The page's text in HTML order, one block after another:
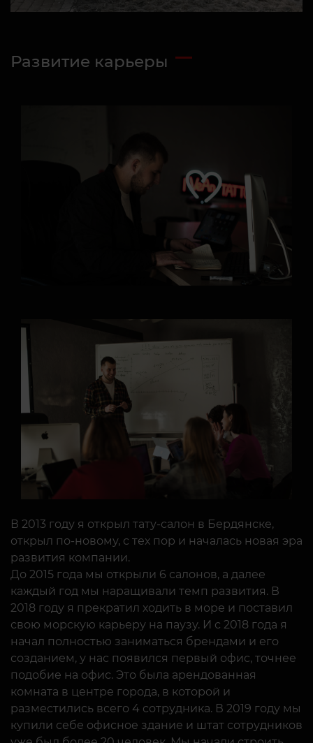
В 2013 году я открыл тату-салон в Бердянске,
открыл по-новому, с тех пор и началась новая эра
развития компании.
До 2015 года мы открыли 6 салонов, а далее
каждый год мы наращивали темп развития. В
2018 году я прекратил ходить в море и поставил
свою морскую карьеру на паузу. И с 2018 года я
начал полностью заниматься брендами и его
созданием, у нас появился первый офис, точнее
подобие на офис. Это была арендованная
комната в центре города, в которой и
разместились всего 4 сотрудника. В 2019 году мы
купили себе офисное здание и штат сотрудников
уже был более 20 человек. Мы начали строить
систему и операционные процессы компании,